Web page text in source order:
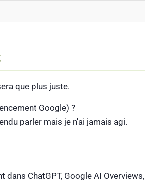
que plus juste.
Google) ?
parler mais je n'ai jamais agi.
dans ChatGPT, Google AI Overviews,